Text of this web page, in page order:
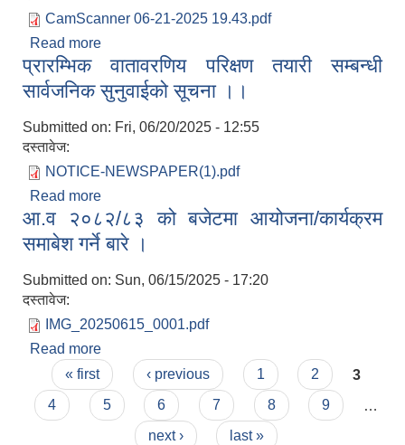
CamScanner 06-21-2025 19.43.pdf
Read more
प्रारम्भिक वातावरणिय परिक्षण तयारी सम्बन्धी
सार्वजनिक सुनुवाईको सूचना ।।
Submitted on: Fri, 06/20/2025 - 12:55
दस्तावेज:
NOTICE-NEWSPAPER(1).pdf
Read more
सार्वजनिक सुनुवाईको सूचना ।।
आ.व २०८२/८३ को बजेटमा आयोजना/कार्यक्रम
समाबेश गर्ने बारे ।
Submitted on: Sun, 06/15/2025 - 17:20
दस्तावेज:
IMG_20250615_0001.pdf
Read more
समाबेश गर्ने बारे ।
Pages
« first ‹ previous 1 2
3
4
5 6 7 8 9
next ›
last »